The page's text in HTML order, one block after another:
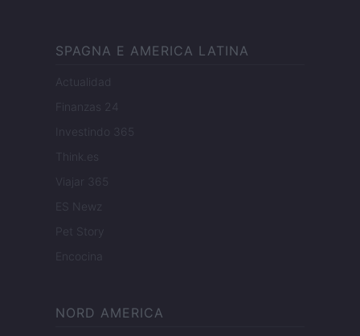
SPAGNA E AMERICA LATINA
Actualidad
Finanzas 24
Investindo 365
Think.es
Viajar 365
ES Newz
Pet Story
Encocina
NORD AMERICA